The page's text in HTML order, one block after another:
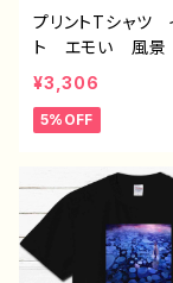
プリントTシャツ
ト エモい 風
美しい 景色 可
子 おしゃれ メ
ディース おし
イラストレータ
クリエイター オ
デザイン グッズ
ツ デザイン コ
イトル：星々の
¥3,306
5%OFF